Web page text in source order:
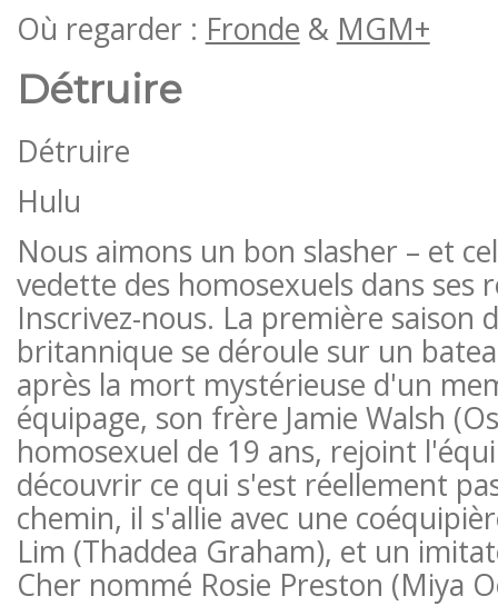
Où regarder : Fronde & MGM+
Détruire
Détruire
Hulu
Nous aimons un bon slasher – et
vedette des homosexuels dans ses
Inscrivez-nous. La première saison
britannique se déroule sur un
après la mort mystérieuse d'un
équipage, son frère Jamie Walsh
homosexuel de 19 ans, rejoint
découvrir ce qui s'est réellement
chemin, il s'allie avec une
Lim (Thaddea Graham), et un
Cher nommé Rosie Preston (Miya